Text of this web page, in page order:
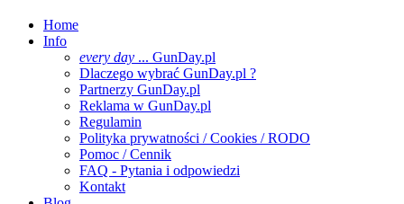
Home
Info
every day ... GunDay.pl
Dlaczego wybrać GunDay.pl ?
Partnerzy GunDay.pl
Reklama w GunDay.pl
Regulamin
Polityka prywatności / Cookies / RODO
Pomoc / Cennik
FAQ - Pytania i odpowiedzi
Kontakt